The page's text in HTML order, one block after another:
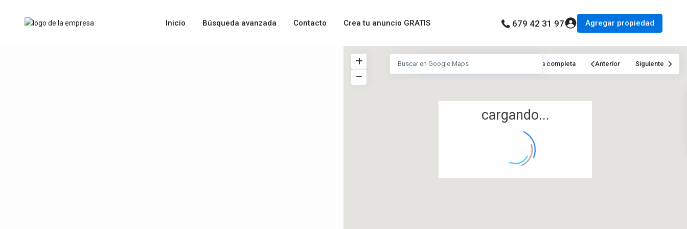
Inicio Búsqueda avanzada Contacto Crea tu anuncio GRATIS 679 42 31 97 Agregar propiedad
cargando...
Ver Mi Ubicación Pantalla completa Anterior Siguiente